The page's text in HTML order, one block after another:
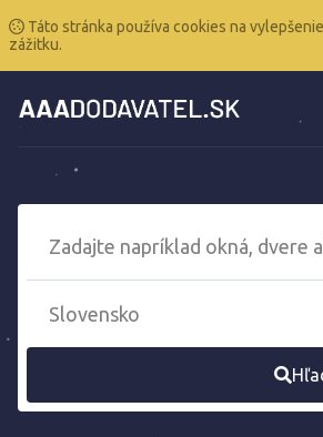
Táto stránka používa cookies na
zážitku.